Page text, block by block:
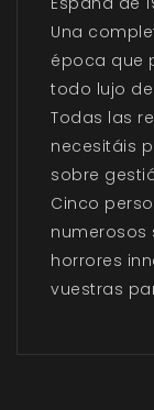
Una
época que
todo lujo
Todas las
necesitáis
sobre
Cinco
numerosos
horrores
vuestras